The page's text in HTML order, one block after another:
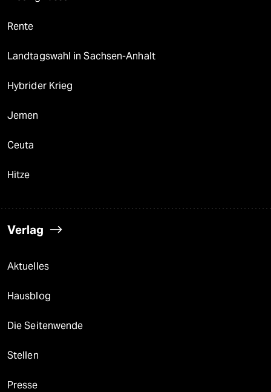
Rente
Landtagswahl in Sachsen-Anhalt
Hybrider Krieg
Jemen
Ceuta
Hitze
Verlag
Aktuelles
Hausblog
Die Seitenwende
Stellen
Presse